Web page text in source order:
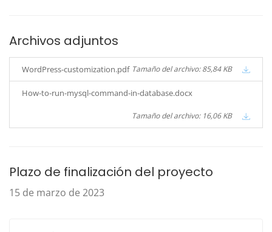
Archivos adjuntos
WordPress-customization.pdf Tamaño del archivo: 85,84 KB
How-to-run-mysql-command-in-database.docx
Tamaño del archivo: 16,06 KB
Plazo de finalización del proyecto
15 de marzo de 2023